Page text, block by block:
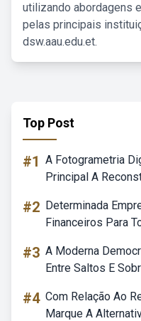
utilizando abordagens
pelas principais
dsw.aau.edu.et.
Top Post
#1 A Fotogrametria
Principal A
#2 Determinada
Financeiros Para
#3 A Moderna
Entre Saltos E
#4 Com Relação Ao
Marque A